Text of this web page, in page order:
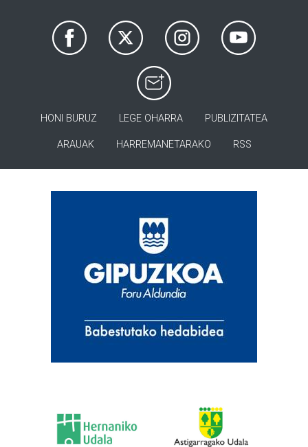
HONI BURUZ LEGE OHARRA PUBLIZITATEA
ARAUAK HARREMANETARAKO RSS